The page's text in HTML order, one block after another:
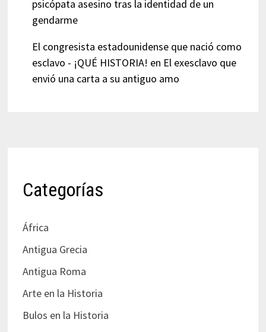
psicópata asesino tras la identidad de un
gendarme
El congresista estadounidense que nació como
esclavo - ¡QUÉ HISTORIA! en El exesclavo que
envió una carta a su antiguo amo
Categorías
África
Antigua Grecia
Antigua Roma
Arte en la Historia
Bulos en la Historia